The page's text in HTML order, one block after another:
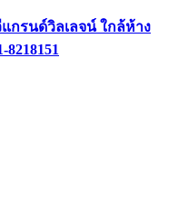
กรนด์วิลเลจน์ ใกล้ห้าง